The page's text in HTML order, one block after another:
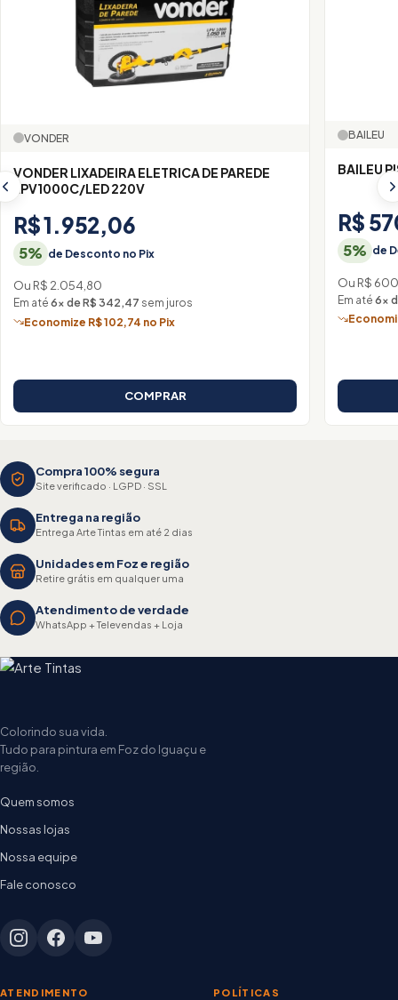
VONDER
VONDER LIXADEIRA ELETRICA DE PAREDE
LPV1000C/LED 220V
R$ 1.952,06
5% de Desconto no Pix
Ou R$ 2.054,80
Em até 6× de R$ 342,47 sem juros
Economize R$ 102,74 no Pix
COMPRAR
BAILEU
BAILEU
R$
5% de
Ou R$
Em até6×
Compra 100% segura
Site verificado · LGPD · SSL
Entrega na região
Entrega Arte Tintas em até 2 dias
Unidades em Foz e região
Retire grátis em qualquer uma
Atendimento de verdade
WhatsApp + Televendas + Loja
Colorindo sua vida.
Tudo para pintura em Foz do Iguaçu e
região.
Quem somos
Nossas lojas
Nossa equipe
Fale conosco
ATENDIMENTO POLÍTICAS